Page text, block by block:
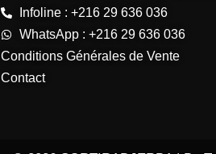
Infoline : +216 29 636 036
WhatsApp : +216 29 636 036
Conditions Générales de Vente
Contact